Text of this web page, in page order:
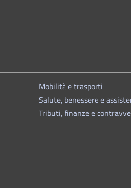
Mobilità e trasporti
Salute, benessere e
Tributi, finanze e